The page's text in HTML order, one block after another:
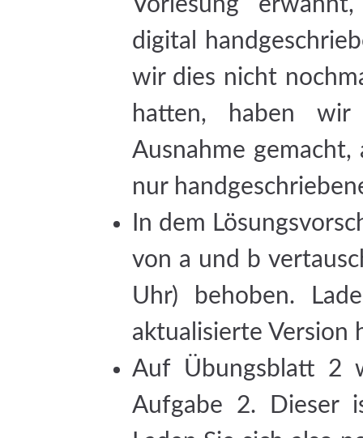
Vorlesung
digital
wir dies nicht
hatten, haben
Ausnahme
nur
In dem
von a und b
Uhr) behoben.
aktualisierte Version
Auf Übungsblatt 2
Aufgabe 2. Dieser